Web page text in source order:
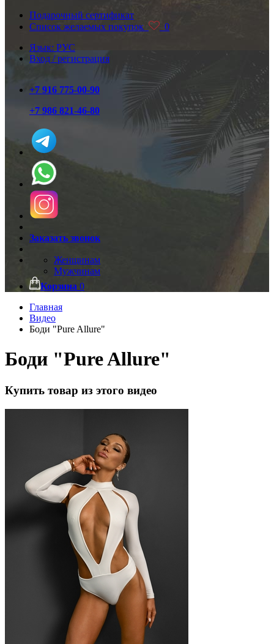
Подарочный сертификат
Список желаемых покупок
0
Язык: РУС
Вход / регистрация
+7 916 775-00-90
+7 986 821-46-80
Заказать звонок
Женщинам
Мужчинам
Корзина 0
Главная
Видео
Боди "Pure Allure"
Боди "Pure Allure"
Купить товар из этого видео